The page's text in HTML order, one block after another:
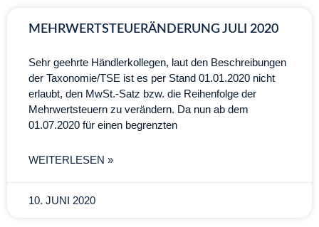
MEHRWERTSTEUERÄNDERUNG JULI 2020
Sehr geehrte Händlerkollegen, laut den Beschreibungen
der Taxonomie/TSE ist es per Stand 01.01.2020 nicht
erlaubt, den MwSt.-Satz bzw. die Reihenfolge der
Mehrwertsteuern zu verändern. Da nun ab dem
01.07.2020 für einen begrenzten
WEITERLESEN »
10. JUNI 2020